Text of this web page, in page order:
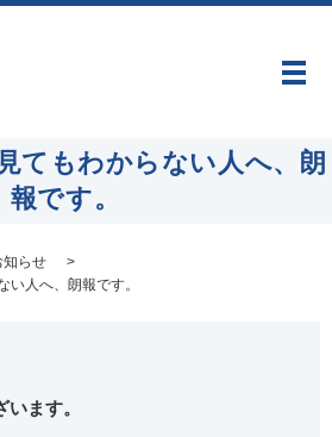
メ
てもわからない人へ、朗
報です。
知らせ
い人へ、朗報です。
ます。